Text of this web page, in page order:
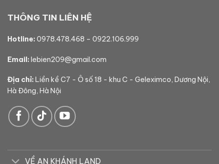
THÔNG TIN LIÊN HỆ
Hotline: 0978.478.468 – 0922.106.999
Email: lebien209@gmail.com
Địa chỉ: Liền kề C7 - Ô số 18 - khu C - Geleximco, Dương Nội,
Hà Đông, Hà Nội
VỀ AN KHÁNH LAND